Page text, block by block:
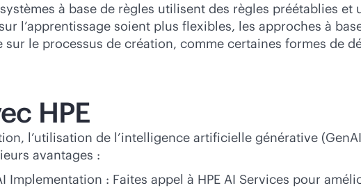
à base de règles utilisent des règles préétablies
l’apprentissage soient plus flexibles, les approches à
le processus de création, comme certaines formes de
HPE
l’utilisation de l’intelligence artificielle générative
avantages :
Implementation : Faites appel à HPE AI Services pour